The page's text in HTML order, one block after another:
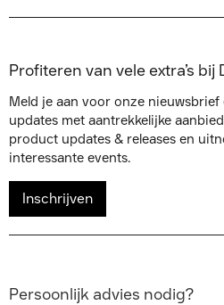
Profiteren van vele extra’s bij
Meld je aan voor onze
updates met aantrekkelijke
product updates & releases en
interessante events.
Inschrijven
Persoonlijk advies nodig?